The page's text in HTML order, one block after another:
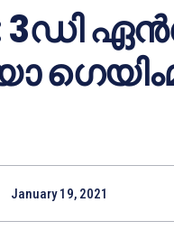
3ഡി
January 19, 2021